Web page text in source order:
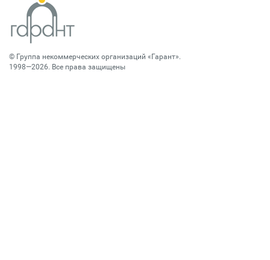
© Группа некоммерческих организаций «Гарант».
1998—2026. Все права защищены